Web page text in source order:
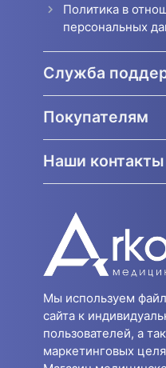
Политика в
персональных
Служба
Покупателям
Наши контакты
Мы используем
сайта к
пользователей, а
маркетинговых